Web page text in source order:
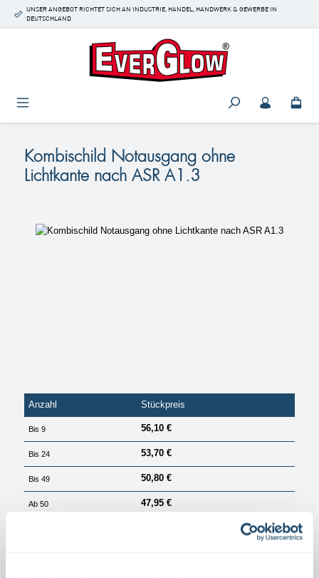
Zum Hauptinhalt springen
UNSER ANGEBOT RICHTET SICH AN INDUSTRIE, HANDEL, HANDWERK & GEWERBE IN
DEUTSCHLAND
Kombischild Notausgang ohne
Lichtkante nach ASR A1.3
Bildergalerie überspringen
Anzahl Stückpreis
Bis9 56,10 €
Bis24 53,70 €
Bis49 50,80 €
Ab50 47,95 €